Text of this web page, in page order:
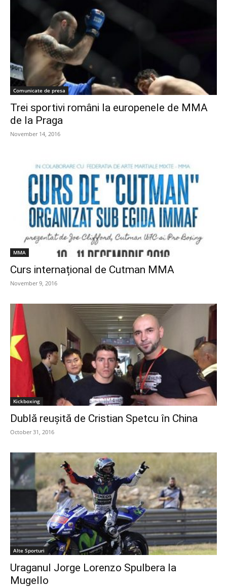
Comunicate de presa
Trei sportivi români la europenele de MMA
de la Praga
November 14, 2016
MMA
Curs internațional de Cutman MMA
November 9, 2016
Kickboxing
Dublă reușită de Cristian Spetcu în China
October 31, 2016
Alte Sporturi
Uraganul Jorge Lorenzo Spulbera la
Mugello